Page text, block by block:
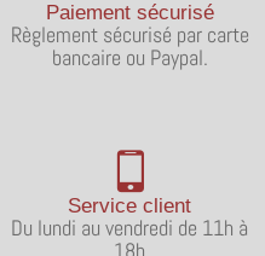
Paiement sécurisé
Règlement sécurisé par carte
bancaire ou Paypal.
Service client
Du lundi au vendredi de 11h à